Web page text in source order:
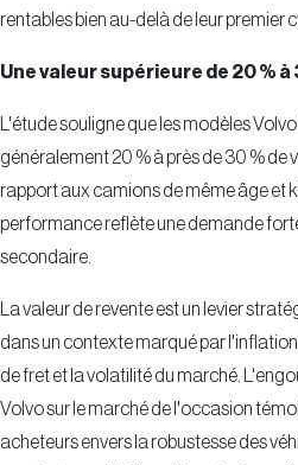
rentables bien au-delà de leur premier
Une valeur supérieure de 20 % à
L'étude souligne que les modèles
généralement 20 % à près de 30 % de
rapport aux camions de même âge et
performance reflète une demande
secondaire.
La valeur de revente est un levier
dans un contexte marqué par
de fret et la volatilité du marché.
Volvo sur le marché de l'occasion
acheteurs envers la robustesse des